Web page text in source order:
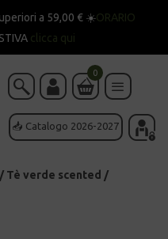
a 59,00 € ☀️ORARIO
clicca qui
📥 Catalogo 2026-2027
0
/ Tè verde scented /